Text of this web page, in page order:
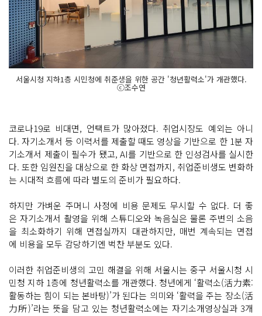
서울시청 지하1층 시민청에 취준생을 위한 공간 '청년활력소'가 개관했다.
ⓒ조수연
코로나19로 비대면, 언택트가 많아졌다. 취업시장도 예외는 아니
다. 자기소개서 등 이력서를 제출할 때도 영상을 기반으로 한 1분 자
기소개서 제출이 필수가 됐고, AI를 기반으로 한 인성검사를 실시한
다. 또한 임원진을 대상으로 한 화상 면접까지, 취업준비생도 변화하
는 시대적 흐름에 따라 별도의 준비가 필요하다.
하지만 가벼운 주머니 사정에 비용 문제도 무시할 수 없다. 더 좋
은 자기소개서 촬영을 위해 스튜디오와 녹음실은 물론 주변의 소음
을 최소화하기 위해 면접실까지 대관하지만, 매번 계속되는 면접
에 비용을 모두 감당하기엔 벅찬 부분도 있다.
이러한 취업준비생의 고민 해결을 위해 서울시는 중구 서울시청 시
민청 지하 1층에 청년활력소를 개관했다. 청년에게 ‘활력소(活力素:
활동하는 힘이 되는 본바탕)’가 된다는 의미와 ‘활력을 주는 장소(活
力所)’라는 뜻을 담고 있는 청년활력소에는 자기소개영상실과 3개